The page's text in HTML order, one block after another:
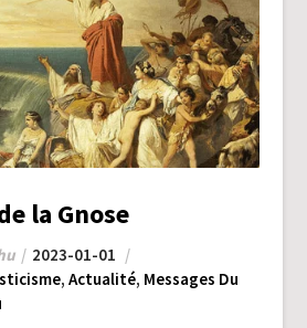
la Gnose
2023-01-01
, Actualité, Messages Du